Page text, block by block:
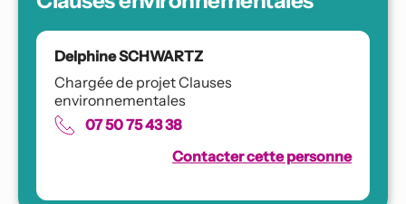
Delphine SCHWARTZ
Chargée de projet Clauses
environnementales
07 50 75 43 38
Contacter cette personne